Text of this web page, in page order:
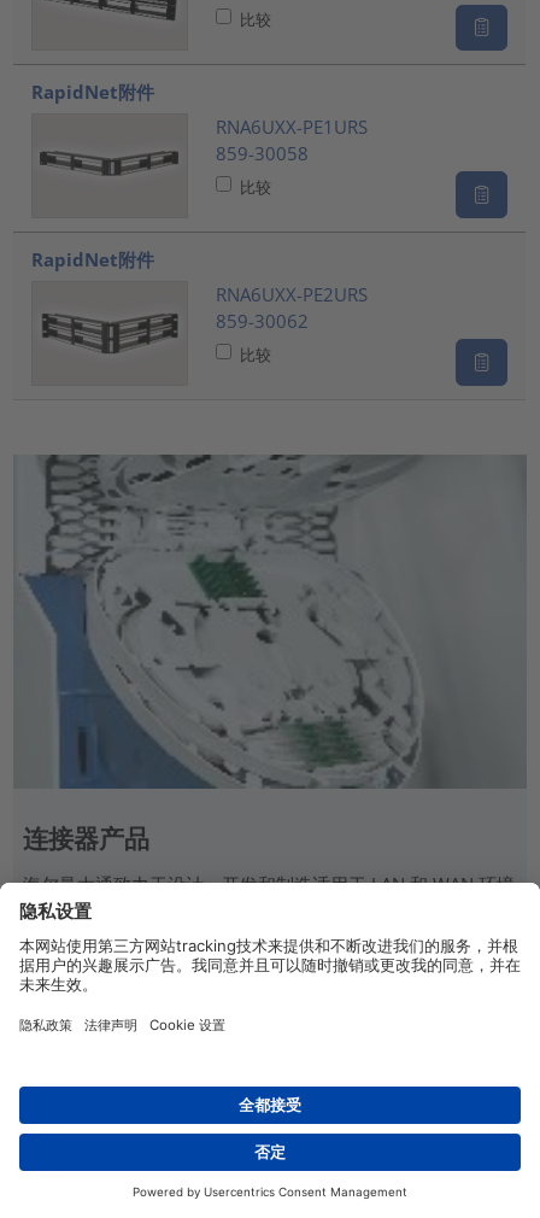
比较
RapidNet附件
RNA6UXX-PE1URS
859-30058
比较
RapidNet附件
RNA6UXX-PE2URS
859-30062
比较
连接器产品
海尔曼太通致力于设计，开发和制造适用于 LAN 和 WAN 环境
的创新网络基础架构解决方案。
连接器产品
China 联系